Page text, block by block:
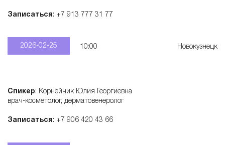
Записаться: +7 913 777 31 77
2026-02-25 10:00 Новокузнецк
Спикер: Корнейчик Юлия Георгиевна
врач-косметолог, дерматовенеролог
Записаться: +7 906 420 43 66